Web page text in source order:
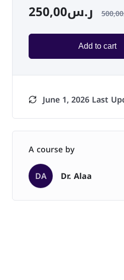
ر.س250,00 500,00
Add to cart
June 1, 2026 Last
A course by
DA
Dr. Alaa